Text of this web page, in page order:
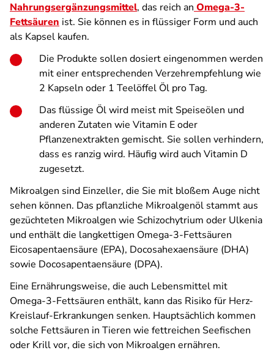
Nahrungsergänzungsmittel, das reich an Omega-3-
Fettsäuren ist. Sie können es in flüssiger Form und auch
als Kapsel kaufen.
Die Produkte sollen dosiert eingenommen werden
mit einer entsprechenden Verzehrempfehlung wie
2 Kapseln oder 1 Teelöffel Öl pro Tag.
Das flüssige Öl wird meist mit Speiseölen und
anderen Zutaten wie Vitamin E oder
Pflanzenextrakten gemischt. Sie sollen verhindern,
dass es ranzig wird. Häufig wird auch Vitamin D
zugesetzt.
Mikroalgen sind Einzeller, die Sie mit bloßem Auge nicht
sehen können. Das pflanzliche Mikroalgenöl stammt aus
gezüchteten Mikroalgen wie Schizochytrium oder Ulkenia
und enthält die langkettigen Omega-3-Fettsäuren
Eicosapentaensäure (EPA), Docosahexaensäure (DHA)
sowie Docosapentaensäure (DPA).
Eine Ernährungsweise, die auch Lebensmittel mit
Omega-3-Fettsäuren enthält, kann das Risiko für Herz-
Kreislauf-Erkrankungen senken. Hauptsächlich kommen
solche Fettsäuren in Tieren wie fettreichen Seefischen
oder Krill vor, die sich von Mikroalgen ernähren.